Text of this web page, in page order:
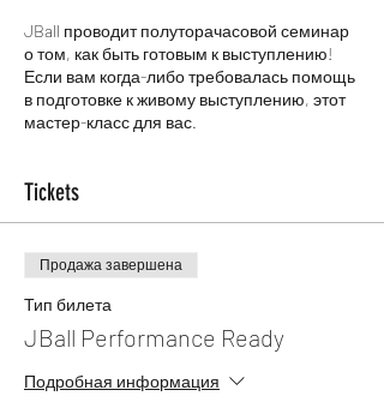
JBall проводит полуторачасовой семинар
о том, как быть готовым к выступлению!
Если вам когда-либо требовалась помощь
в подготовке к живому выступлению, этот
мастер-класс для вас.
Tickets
Продажа завершена
Тип билета
JBall Performance Ready
Подробная информация